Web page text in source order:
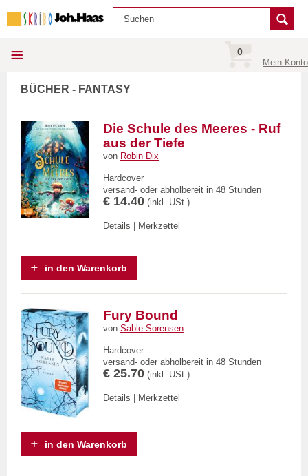
0
Mein Konto
BÜCHER - FANTASY
Die Schule des Meeres - Ruf
aus der Tiefe
von Robin Dix
Hardcover
versand- oder abholbereit in 48 Stunden
€ 14.40 (inkl. USt.)
Details Merkzettel
in den Warenkorb
Fury Bound
von Sable Sorensen
Hardcover
versand- oder abholbereit in 48 Stunden
€ 25.70 (inkl. USt.)
Details Merkzettel
in den Warenkorb